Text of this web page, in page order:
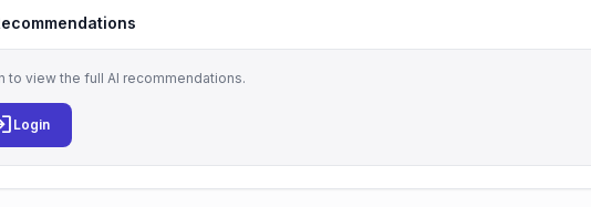
to view the full AI recommendations.
Login